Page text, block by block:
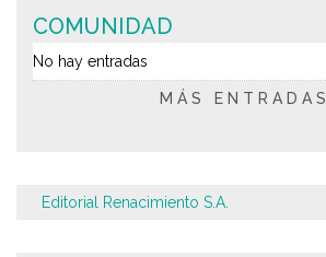
COMUNIDAD
No hay entradas
MÁS ENTRADAS
Editorial Renacimiento S.A.